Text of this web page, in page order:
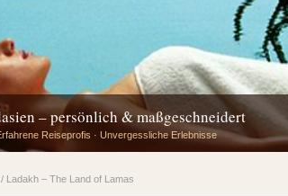
– persönlich & maßgeschneidert
Reiseprofis · Unvergessliche Erlebnisse
Ladakh – The Land of Lamas